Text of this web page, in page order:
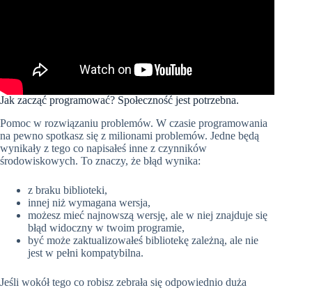
Jak zacząć programować? Społeczność jest potrzebna.
Pomoc w rozwiązaniu problemów. W czasie programowania
na pewno spotkasz się z milionami problemów. Jedne będą
wynikały z tego co napisałeś inne z czynników
środowiskowych. To znaczy, że błąd wynika:
z braku biblioteki,
innej niż wymagana wersja,
możesz mieć najnowszą wersję, ale w niej znajduje się
błąd widoczny w twoim programie,
być może zaktualizowałeś bibliotekę zależną, ale nie
jest w pełni kompatybilna.
Jeśli wokół tego co robisz zebrała się odpowiednio duża